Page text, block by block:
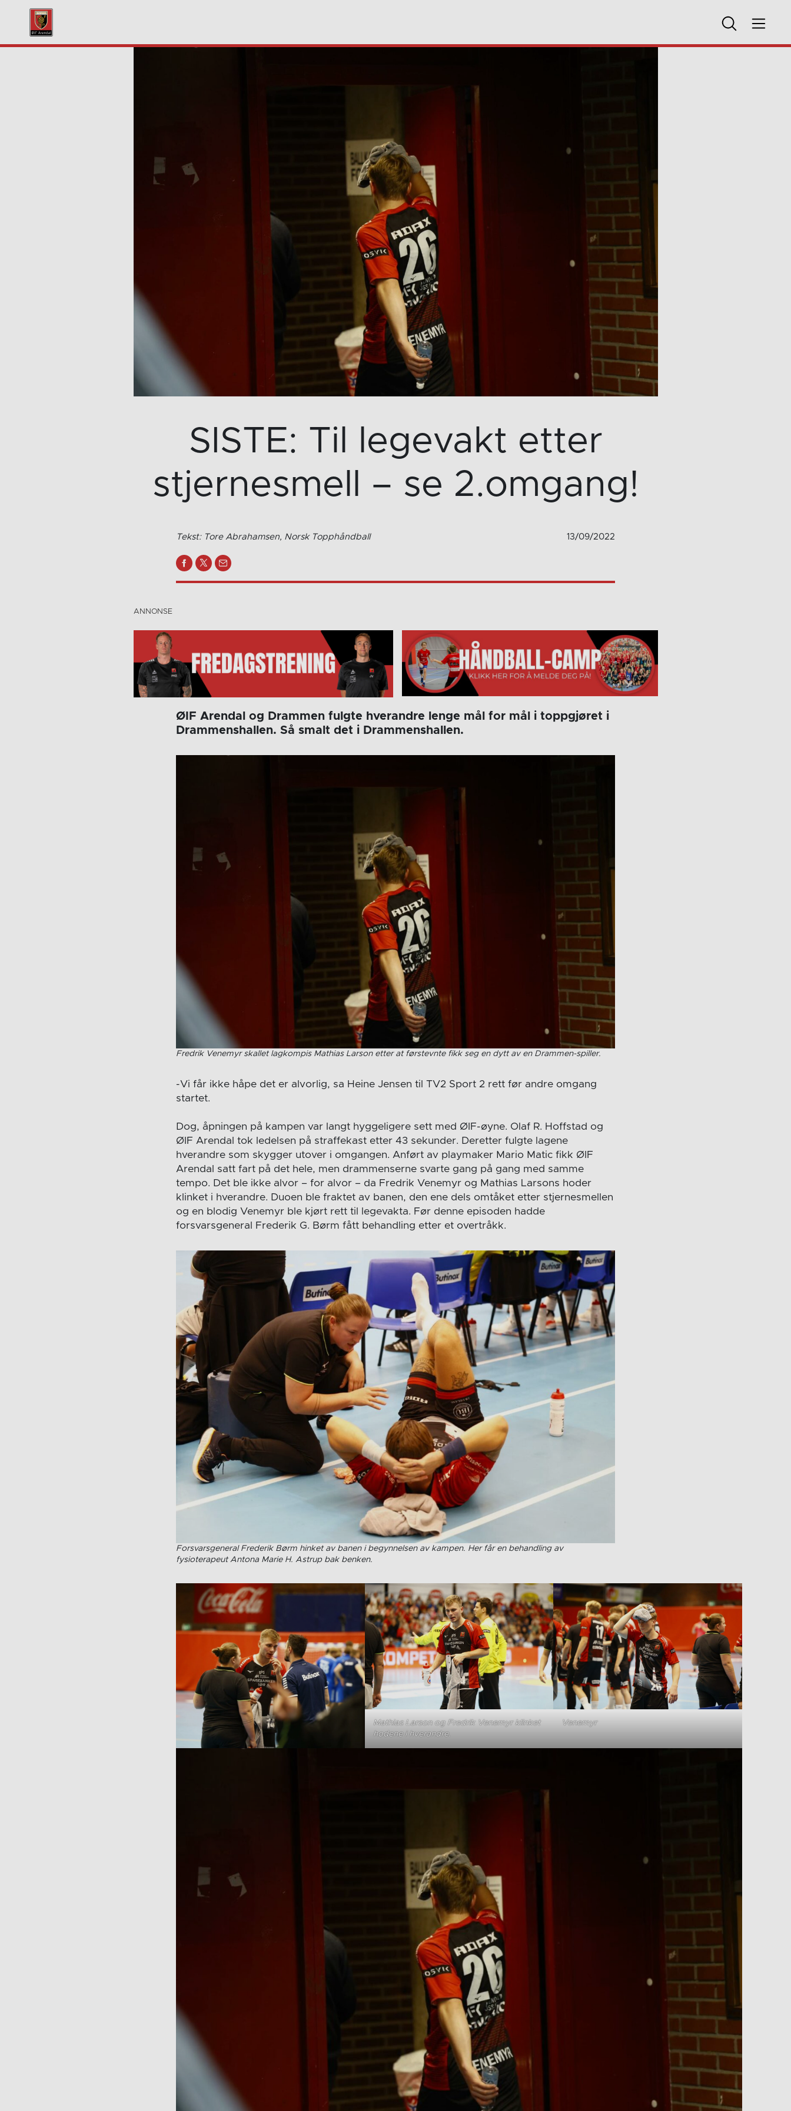
SISTE: Til legevakt etter
stjernesmell – se 2.omgang!
Tekst: Tore Abrahamsen, Norsk Topphåndball 13/09/2022
ØIF Arendal og Drammen fulgte hverandre lenge mål for mål i toppgjøret i
Drammenshallen. Så smalt det i Drammenshallen.
Fredrik Venemyr skallet lagkompis Mathias Larson etter at førstevnte fikk seg en dytt av en Drammen-spiller.
-Vi får ikke håpe det er alvorlig, sa Heine Jensen til TV2 Sport 2 rett før andre omgang
startet.
Dog, åpningen på kampen var langt hyggeligere sett med ØIF-øyne. Olaf R. Hoffstad og
ØIF Arendal tok ledelsen på straffekast etter 43 sekunder. Deretter fulgte lagene
hverandre som skygger utover i omgangen. Anført av playmaker Mario Matic fikk ØIF
Arendal satt fart på det hele, men drammenserne svarte gang på gang med samme
tempo. Det ble ikke alvor – for alvor – da Fredrik Venemyr og Mathias Larsons hoder
klinket i hverandre. Duoen ble fraktet av banen, den ene dels omtåket etter stjernesmellen
og en blodig Venemyr ble kjørt rett til legevakta. Før denne episoden hadde
forsvarsgeneral Frederik G. Børm fått behandling etter et overtråkk.
Forsvarsgeneral Frederik Børm hinket av banen i begynnelsen av kampen. Her får en behandling av
fysioterapeut Antona Marie H. Astrup bak benken.
Mathias Larson og Fredrik Venemyr klinket
hodene i hverandre.
Venemyr